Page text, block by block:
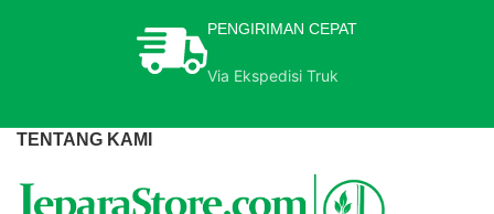
PENGIRIMAN CEPAT
Via Ekspedisi Truk
TENTANG KAMI